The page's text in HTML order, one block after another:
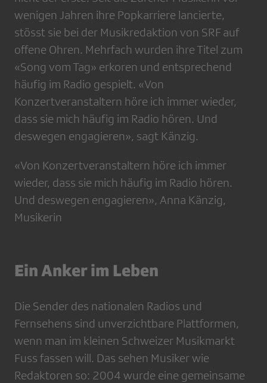
wenigen Jahren ihre Popkarriere lancierte,
stösst sie bei der Musikredaktion von SRF auf
offene Ohren. Mehrfach ­wurden ihre Titel zum
«Song vom Tag» erkoren und entsprechend
häufig im Radio gespielt. «Von
Konzertveranstaltern höre ich immer wieder,
dass sie mich häufig im Radio hören. Und
deswegen engagieren», sagt Känzig.
«Von Konzertveranstaltern höre ich immer
wieder, dass sie mich häufig im Radio hören.
Und deswegen engagieren», Anna Känzig,
Musikerin
Ein Anker im Leben
Die Sender des nationalen Radios und
Fernsehens sind unverzichtbare Plattformen,
wenn man im kleinen Schweizer Musikmarkt
Fuss fassen will. Das sehen Musiker wie
Redaktoren so: 2004 wurde eine gemeinsame